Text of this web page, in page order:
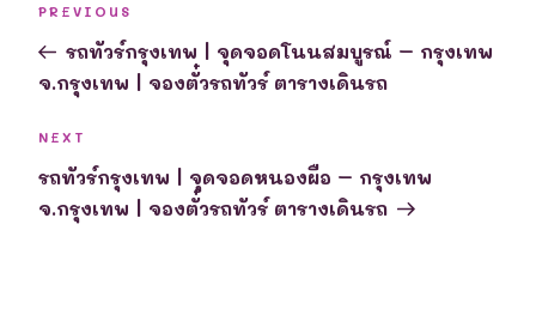
Previous
Post
PREVIOUS
รถทัวร์กรุงเทพ | จุดจอดโนนสมบูรณ์ – กรุงเทพ
จ.กรุงเทพ | จองตั๋วรถทัวร์ ตารางเดินรถ
Next
Post
NEXT
รถทัวร์กรุงเทพ | จุดจอดหนองผือ – กรุงเทพ
จ.กรุงเทพ | จองตั๋วรถทัวร์ ตารางเดินรถ